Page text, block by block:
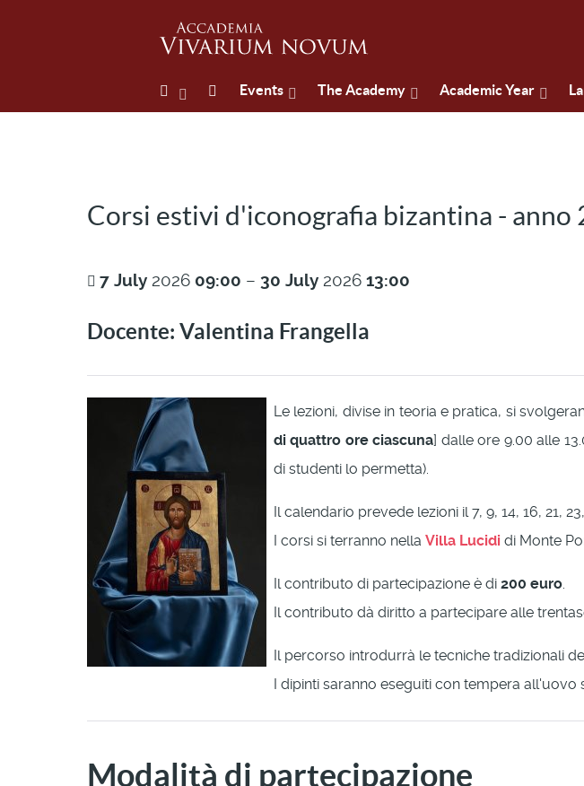
Events The Academy Academic Year
Corsi estivi d'iconografia bizantina - anno
7 July 2026 09:00 – 30 July 2026 13:00
Docente: Valentina Frangella
Le lezioni, divise in teoria e pratica, si
di quattro ore ciascuna] dalle ore 9.00 alle
di studenti lo permetta).
Il calendario prevede lezioni il 7, 9, 14, 16, 21,
I corsi si terranno nella Villa Lucidi di Monte
Il contributo di partecipazione è di 200 euro.
Il contributo dà diritto a partecipare alle
Il percorso introdurrà le tecniche tradizionali
I dipinti saranno eseguiti con tempera all'uovo
Modalità di partecipazione